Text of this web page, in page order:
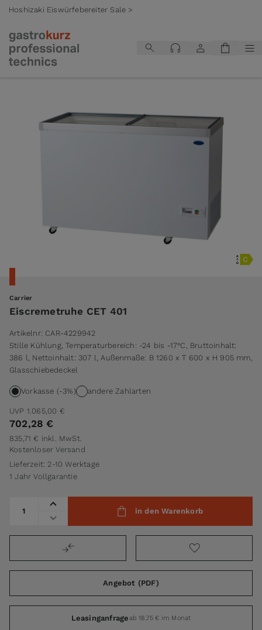
Hoshizaki Eiswürfebereiter Sale >
Carrier
Eiscremetruhe CET 401
Artikelnr: CAR-4229942
Stille Kühlung, Temperaturbereich: -24 bis -17°C, Bruttoinhalt:
386 l, Nettoinhalt: 307 l, Außenmaße: B 1260 x T 600 x H 905 mm,
Glasschiebedeckel
Vorkasse (-3%) andere Zahlarten
UVP 1.065,00 €
702,28 €
835,71 € inkl. MwSt.
Kostenloser Versand
Lieferzeit: 2-10 Werktage
1 Jahr Vollgarantie
in den Warenkorb
Angebot (PDF)
Leasinganfrageab 18,75 € im Monat